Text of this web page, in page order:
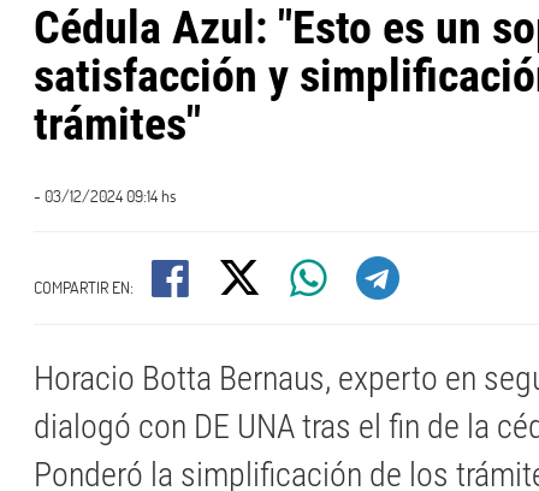
Cédula Azul: "Esto es un
satisfacción y
trámites"
- 03/12/2024 09:14 hs
COMPARTIR EN:
Horacio Botta Bernaus, experto en
dialogó con DE UNA tras el fin de la
Ponderó la simplificación de los